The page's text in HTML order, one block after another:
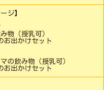
ジ】
物（授乳可）
出かけセット
の飲み物（授乳可）
出かけセット